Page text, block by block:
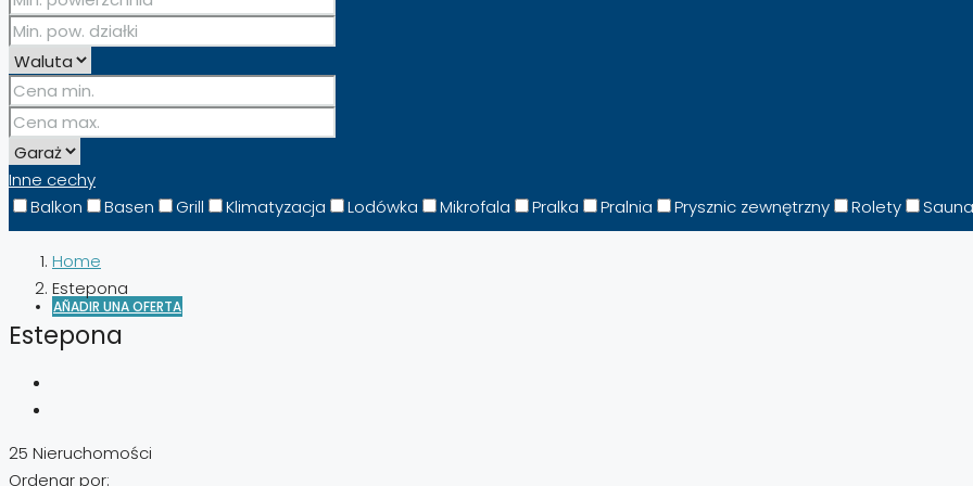
AÑADIR UNA OFERTA
Inne cechy
Balkon
Basen Grill Klimatyzacja Lodówka Mikrofala Pralka Pralnia Prysznic zewnętrzny Rolety Sauna
Home
Estepona
Estepona
25 Nieruchomości
Ordenar por: